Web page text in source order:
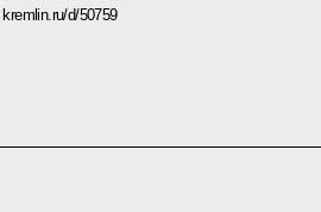
kremlin.ru/d/50759